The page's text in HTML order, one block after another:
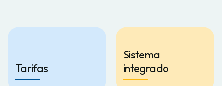
Tarifas
Sistema
integrado